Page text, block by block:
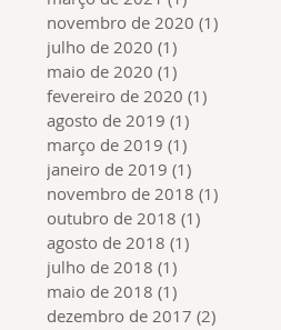
novembro de 2020 (1)
julho de 2020 (1)
maio de 2020 (1)
fevereiro de 2020 (1)
agosto de 2019 (1)
março de 2019 (1)
janeiro de 2019 (1)
novembro de 2018 (1)
outubro de 2018 (1)
agosto de 2018 (1)
julho de 2018 (1)
maio de 2018 (1)
dezembro de 2017 (2)